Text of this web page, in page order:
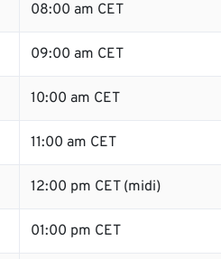
08:00 am CET
09:00 am CET
10:00 am CET
11:00 am CET
12:00 pm CET (midi)
01:00 pm CET